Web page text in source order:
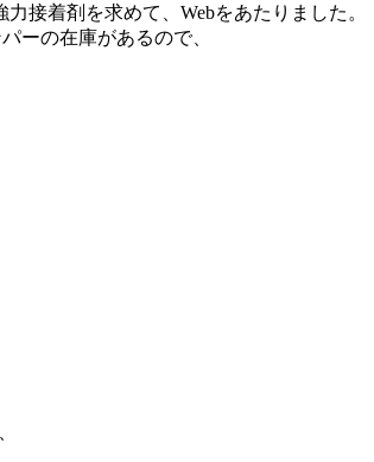
接着剤を求めて、Webをあたりました。
ーの在庫があるので、